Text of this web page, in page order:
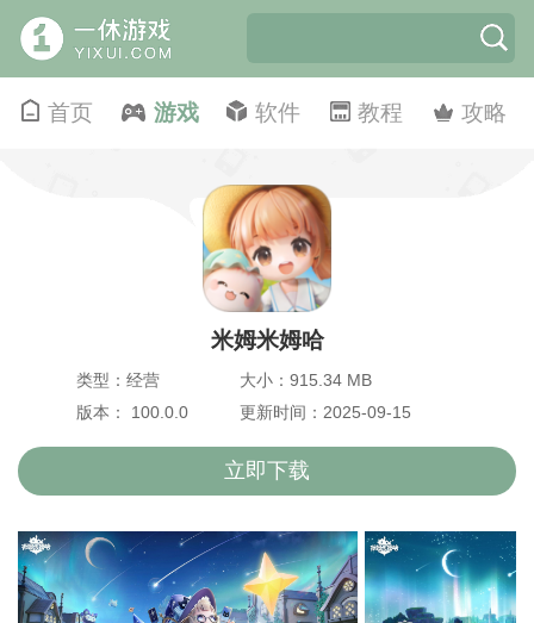
首页 游戏 软件 教程 攻略
米姆米姆哈
类型：经营
大小：915.34 MB
版本： 100.0.0
更新时间：2025-09-15
立即下载